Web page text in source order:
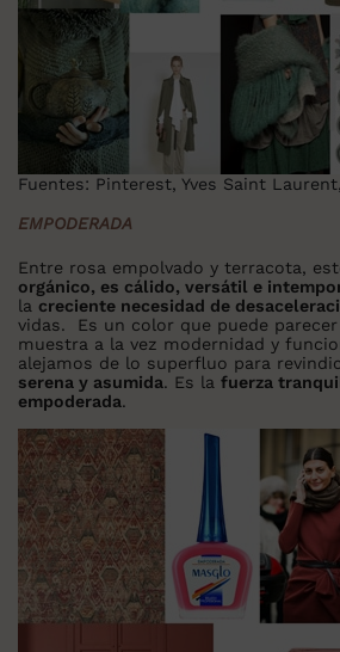
Fuentes: Pinterest, Yves Saint
EMPODERADA
Entre rosa empolvado y terracota,
orgánico, es cálido, versátil e
la creciente necesidad de
vidas. Es un color que puede
muestra a la vez modernidad y
alejamos de lo superfluo para
serena y asumida. Es la fuerza
empoderada.